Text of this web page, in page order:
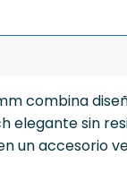
combina
elegante sin
un accesorio